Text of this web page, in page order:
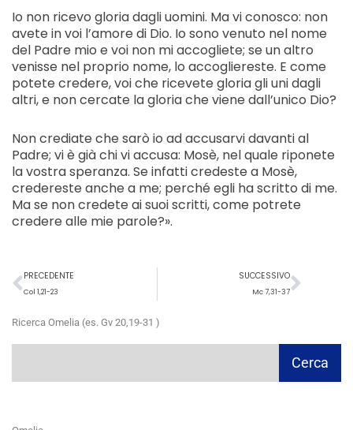
Io non ricevo gloria dagli uomini. Ma vi conosco: non
avete in voi l’amore di Dio. Io sono venuto nel nome
del Padre mio e voi non mi accogliete; se un altro
venisse nel proprio nome, lo accogliereste. E come
potete credere, voi che ricevete gloria gli uni dagli
altri, e non cercate la gloria che viene dall’unico Dio?
Non crediate che sarò io ad accusarvi davanti al
Padre; vi è già chi vi accusa: Mosè, nel quale riponete
la vostra speranza. Se infatti credeste a Mosè,
credereste anche a me; perché egli ha scritto di me.
Ma se non credete ai suoi scritti, come potrete
credere alle mie parole?».
Precedente
PRECEDENTE
Col 1,21-23
SUCCESSIVO
Mc 7,31-37
Ricerca Omelia (es. Gv 20,19-31 )
Cerca